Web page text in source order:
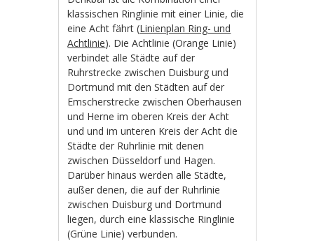
klassischen Ringlinie mit einer Linie, die
eine Acht fährt (Linienplan Ring- und
Achtlinie). Die Achtlinie (Orange Linie)
verbindet alle Städte auf der
Ruhrstrecke zwischen Duisburg und
Dortmund mit den Städten auf der
Emscherstrecke zwischen Oberhausen
und Herne im oberen Kreis der Acht
und und im unteren Kreis der Acht die
Städte der Ruhrlinie mit denen
zwischen Düsseldorf und Hagen.
Darüber hinaus werden alle Städte,
außer denen, die auf der Ruhrlinie
zwischen Duisburg und Dortmund
liegen, durch eine klassische Ringlinie
(Grüne Linie) verbunden.